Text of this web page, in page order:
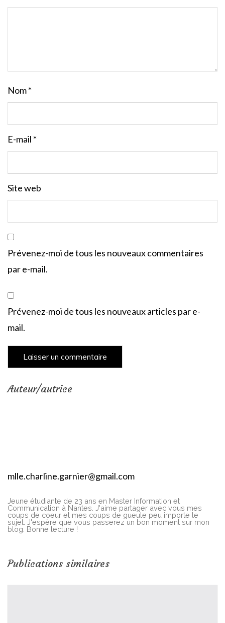
Nom*
E-mail *
Site web
Prévenez-moi de tous les nouveaux commentaires
par e-mail.
Prévenez-moi de tous les nouveaux articles par e-
mail.
Auteur/autrice
mlle.charline.garnier@gmail.com
Jeune étudiante de 23 ans en Master Information et
Communication à Nantes. J'aime partager avec vous mes
coups de coeur et mes coups de gueule peu importe le
sujet. J'espère que vous passerez un bon moment sur mon
blog. Bonne lecture !
Publications similaires